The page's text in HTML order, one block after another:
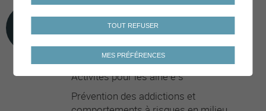
OFFRES DE LOISIRS
Activités pour les aîné·e·s
Prévention des addictions et
TOUT REFUSER
MES PRÉFÉRENCES